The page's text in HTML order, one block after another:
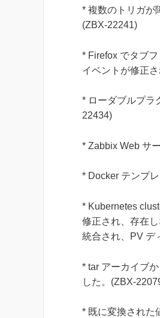
* 複数のトリガが
(ZBX-22241)
* Firefox でタブ
イベントが修正
* ローダブルプラ
22434)
* Zabbix Web サ
* Docker テンプ
* Kubernetes
修正され、存在
統合され、PV デ
* tar アーカイブ
した。(ZBX-
* 既に変換された